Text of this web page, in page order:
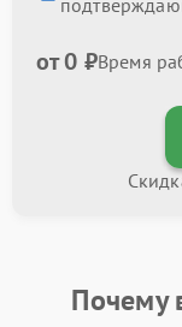
от 0 ₽Время
Почему